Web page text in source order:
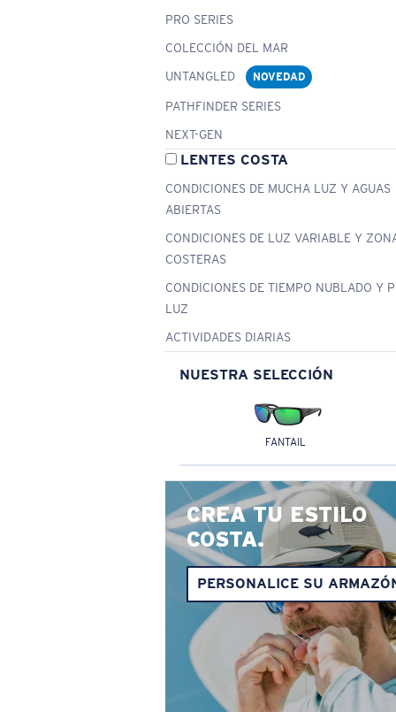
PRO SERIES
COLECCIÓN DEL MAR
UNTANGLED
NOVEDAD
PATHFINDER SERIES
NEXT-GEN
LENTES COSTA
CONDICIONES DE MUCHA LUZ Y AGUAS
ABIERTAS
CONDICIONES DE LUZ VARIABLE Y
COSTERAS
CONDICIONES DE TIEMPO NUBLADO Y
LUZ
ACTIVIDADES DIARIAS
NUESTRA SELECCIÓN
FANTAIL
CREA TU ESTILO
COSTA.
PERSONALICE SU